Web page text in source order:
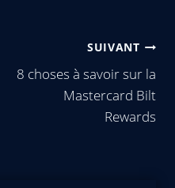
SUIVANT
8 choses à savoir sur la
Mastercard Bilt
Rewards